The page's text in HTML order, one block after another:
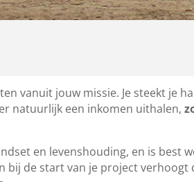
vanuit jouw missie. Je steekt je
natuurlijk een inkomen uithalen,
en levenshouding, en is best
bij de start van je project verhoogt